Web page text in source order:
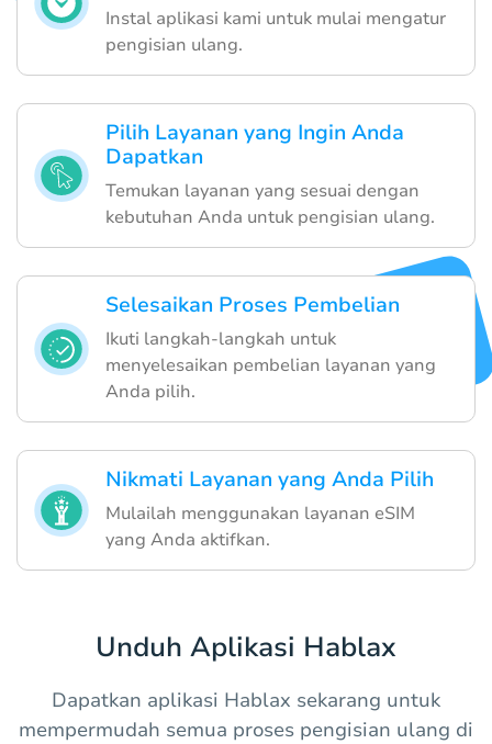
Instal aplikasi kami untuk mulai mengatur
pengisian ulang.
Pilih Layanan yang Ingin Anda
Dapatkan
Temukan layanan yang sesuai dengan
kebutuhan Anda untuk pengisian ulang.
Selesaikan Proses Pembelian
Ikuti langkah-langkah untuk
menyelesaikan pembelian layanan yang
Anda pilih.
Nikmati Layanan yang Anda Pilih
Mulailah menggunakan layanan eSIM
yang Anda aktifkan.
Unduh Aplikasi Hablax
Dapatkan aplikasi Hablax sekarang untuk
mempermudah semua proses pengisian ulang di